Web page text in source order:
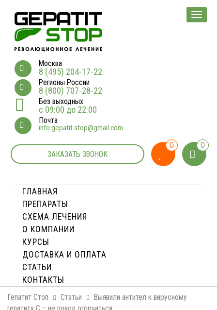
Москва
8 (495) 204-17-22
Регионы России
8 (800) 707-28-22
Без выходных
с 09:00 до 22:00
Почта
info.gepatit.stop@gmail.com
ЗАКАЗАТЬ ЗВОНОК
0 0
ГЛАВНАЯ
ПРЕПАРАТЫ
СХЕМА ЛЕЧЕНИЯ
О КОМПАНИИ
КУРСЫ
ДОСТАВКА И ОПЛАТA
СТАТЬИ
КОНТАКТЫ
Гепатит Стоп Статьи
Выявили антител к вирусному